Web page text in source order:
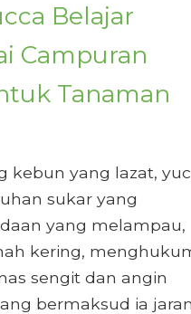
Belajar
Campuran
Tanaman
kebun yang lazat,
sukar yang
yang melampau,
kering,
sengit dan angin
bermaksud ia